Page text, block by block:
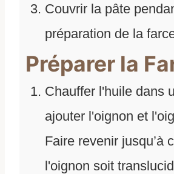
Couvrir la pâte
préparation de la
Préparer la
Chauffer l'huile dans
ajouter l'oignon et
Faire revenir jusqu’à
l'oignon soit